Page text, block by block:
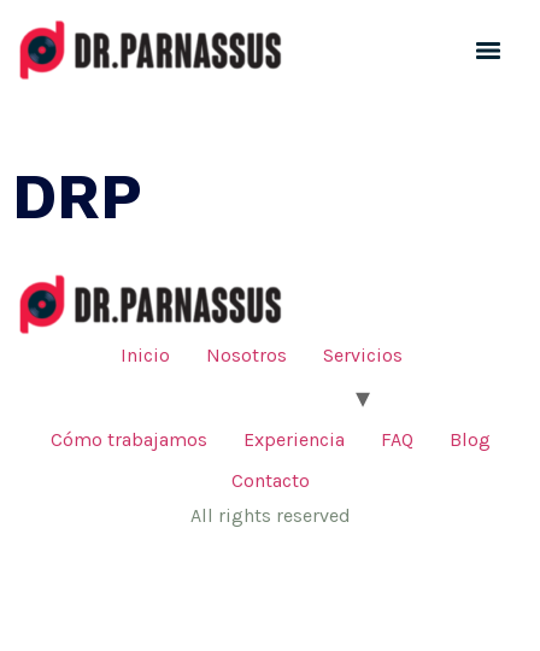
DRP
Inicio Nosotros Servicios
Cómo trabajamos Experiencia FAQ
Blog
Contacto
All rights reserved